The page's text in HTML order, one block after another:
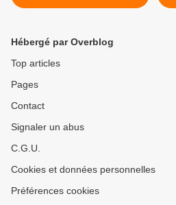
Mbougar Sarr, pour La plus
Hébergé par Overblog
Top articles
Pages
Contact
Signaler un abus
C.G.U.
Cookies et données personnelles
Préférences cookies